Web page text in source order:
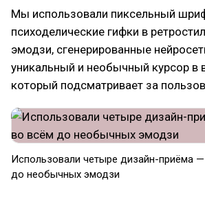
Мы использовали пиксельный
психоделические гифки в
эмодзи, сгенерированные
уникальный и необычный курсор в
который подсматривает за
Использовали четыре дизайн-приёма
до необычных эмодзи